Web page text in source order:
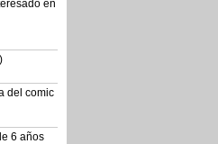
en
del comic
6 años